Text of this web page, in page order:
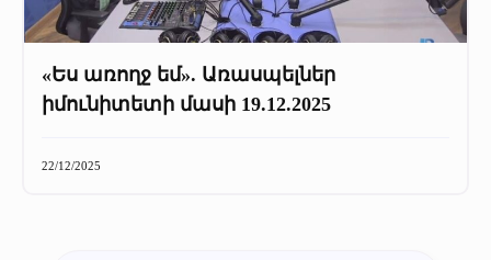
«Ես առողջ եմ». Առասպելներ
իմունիտետի մասի 19.12.2025
22/12/2025